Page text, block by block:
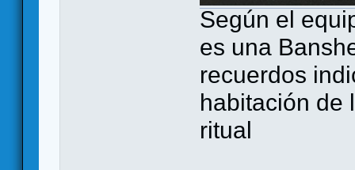
Según el
es una
recuerdos
habitación de
ritual